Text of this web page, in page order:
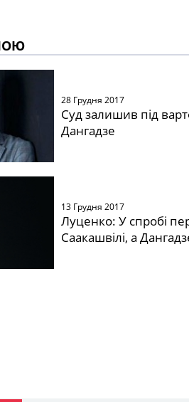
28 Грудня 2017
Суд залишив під
Дангадзе
13 Грудня 2017
Луценко: У спробі
Саакашвілі, а